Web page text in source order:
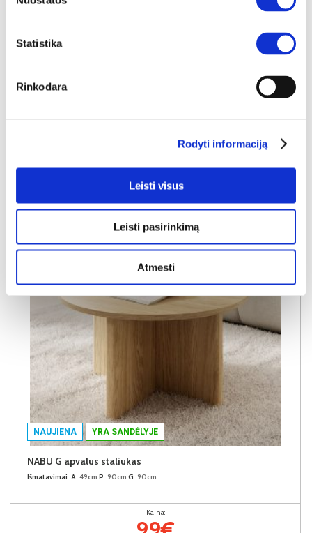
Statistika
Rinkodara
Rodyti informaciją
Leisti visus
Leisti pasirinkimą
Atmesti
NAUJIENA
Išmatavimai:
NAUJIENA YRA SANDĖLYJE
NABU G apvalus staliukas
Išmatavimai: A: 49cm P: 90cm G: 90cm
Kaina: